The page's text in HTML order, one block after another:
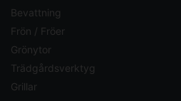
Bevattning
Frön / Fröer
Grönytor
Trädgårdsverktyg
Grillar